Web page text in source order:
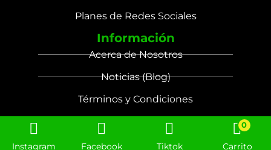
Planes de Redes Sociales
Información
Acerca de Nosotros
Noticias (Blog)
Términos y Condiciones
Instagram Facebook Tiktok
0
Carrito